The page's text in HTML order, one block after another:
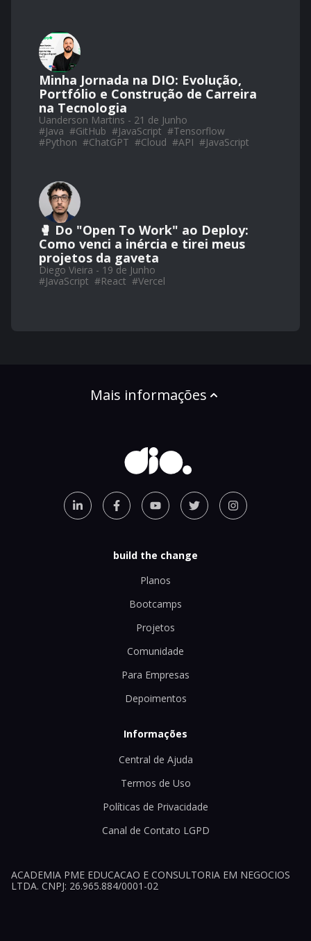
Minha Jornada na DIO: Evolução,
Portfólio e Construção de Carreira
na Tecnologia
Uanderson Martins - 21 de Junho
#Java #GitHub #JavaScript #Tensorflow
#Python #ChatGPT #Cloud #API #JavaScript
🥊 Do "Open To Work" ao Deploy:
Como venci a inércia e tirei meus
projetos da gaveta
Diego Vieira - 19 de Junho
#JavaScript #React #Vercel
Mais informações
build the change
Planos
Bootcamps
Projetos
Comunidade
Para Empresas
Depoimentos
Informações
Central de Ajuda
Termos de Uso
Políticas de Privacidade
Canal de Contato LGPD
ACADEMIA PME EDUCACAO E CONSULTORIA EM NEGOCIOS
LTDA. CNPJ: 26.965.884/0001-02